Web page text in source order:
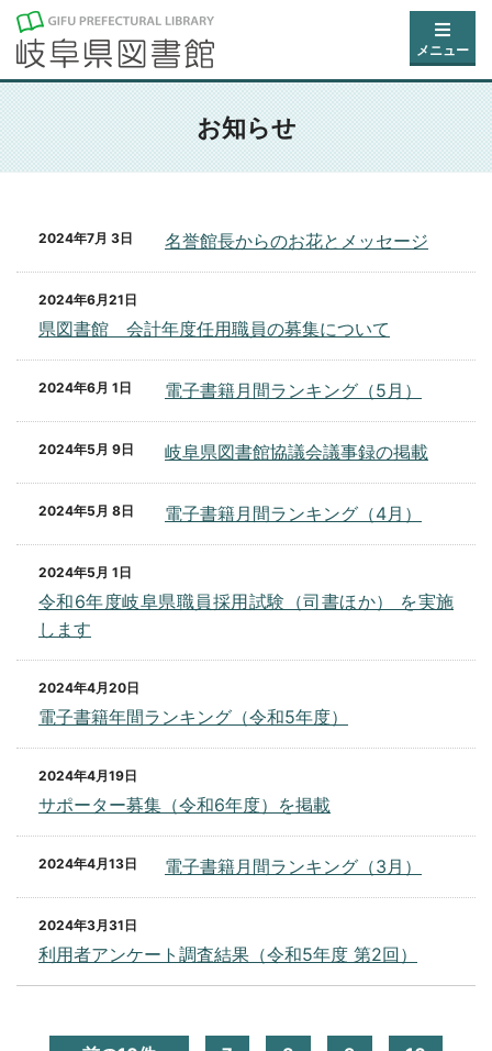
メニュー
お知らせ
2024年7月 3日 名誉館長からのお花とメッセージ
2024年6月21日
県図書館 会計年度任用職員の募集について
2024年6月 1日 電子書籍月間ランキング（5月）
2024年5月 9日 岐阜県図書館協議会議事録の掲載
2024年5月 8日 電子書籍月間ランキング（4月）
2024年5月 1日
令和6年度岐阜県職員採用試験（司書ほか） を実施
します
2024年4月20日
電子書籍年間ランキング（令和5年度）
2024年4月19日
サポーター募集（令和6年度）を掲載
2024年4月13日 電子書籍月間ランキング（3月）
2024年3月31日
利用者アンケート調査結果（令和5年度 第2回）